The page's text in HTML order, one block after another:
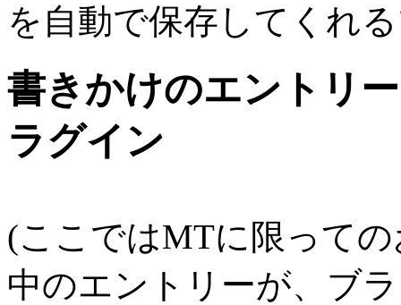
を自動で保存してくれ
書きかけのエントリ
ラグイン
(ここではMTに限って
中のエントリーが、ブ